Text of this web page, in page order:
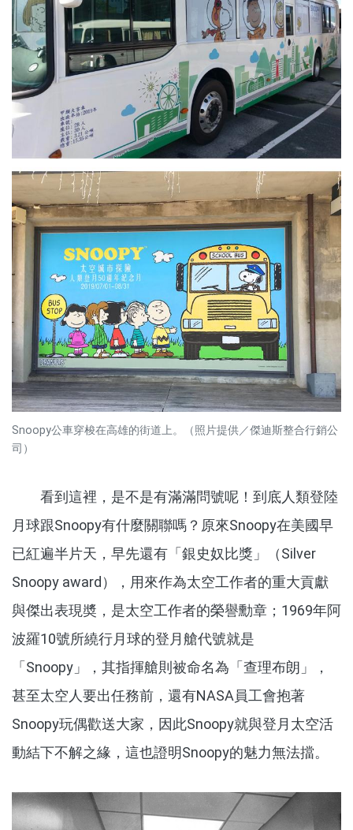
Snoopy公車穿梭在高雄的街道上。（照片提供／傑迪斯整合行銷公
司）
看到這裡，是不是有滿滿問號呢！到底人類登陸
月球跟Snoopy有什麼關聯嗎？原來Snoopy在美國早
已紅遍半片天，早先還有「銀史奴比獎」（Silver
Snoopy award），用來作為太空工作者的重大貢獻
與傑出表現奬，是太空工作者的榮譽勳章；1969年阿
波羅10號所繞行月球的登月艙代號就是
「Snoopy」，其指揮艙則被命名為「查理布朗」，
甚至太空人要出任務前，還有NASA員工會抱著
Snoopy玩偶歡送大家，因此Snoopy就與登月太空活
動結下不解之緣，這也證明Snoopy的魅力無法擋。